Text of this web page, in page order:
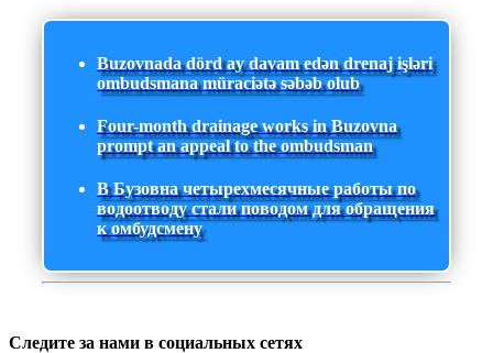
Buzovnada dörd ay davam edən drenaj işləri
ombudsmana müraciətə səbəb olub
Four-month drainage works in Buzovna
prompt an appeal to the ombudsman
В Бузовна четырехмесячные работы по
водоотводу стали поводом для обращения
к омбудсмену
Следите за нами в социальных сетях